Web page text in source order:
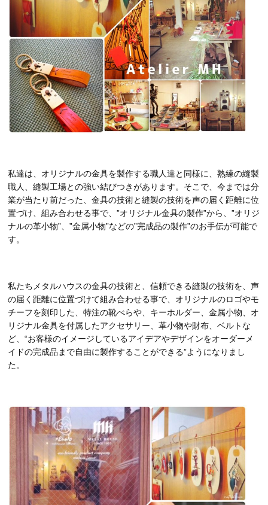
私達は、オリジナルの金具を製作する職人達と同様に、熟練の縫製
職人、縫製工場との強い結びつきがあります。そこで、今までは分
業が当たり前だった、金具の技術と縫製の技術を声の届く距離に位
置づけ、組み合わせる事で、”オリジナル金具の製作”から、”オリジ
ナルの革小物”、”金属小物”などの”完成品の製作”のお手伝が可能で
す。
私たちメタルハウスの金具の技術と、信頼できる縫製の技術を、声
の届く距離に位置づけて組み合わせる事で、オリジナルのロゴやモ
チーフを刻印した、特注の靴べらや、キーホルダー、金属小物、オ
リジナル金具を付属したアクセサリー、革小物や財布、ベルトな
ど、“お客様のイメージしているアイデアやデザインをオーダーメ
イドの完成品まで自由に製作することができる”ようになりまし
た。